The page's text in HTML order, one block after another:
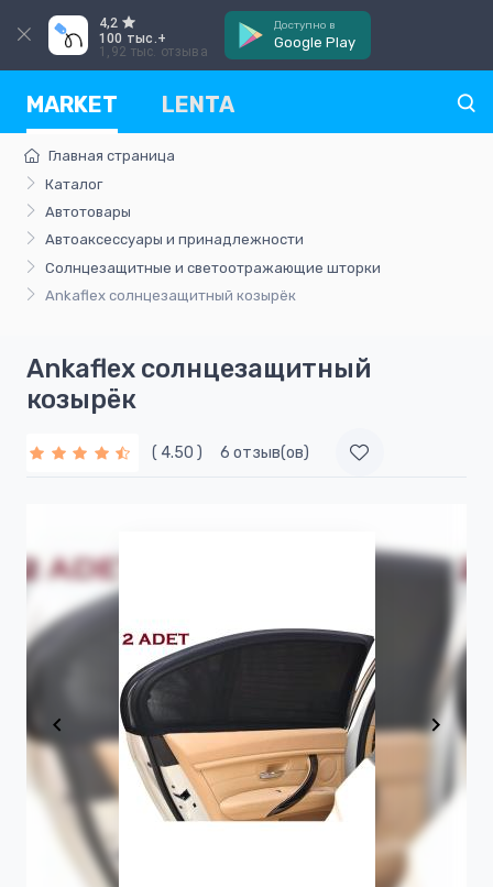
4,2
100 тыс.+
1,92 тыс. отзыва
Доступно в
Google Play
MARKET LENTA
Главная страница
Каталог
Автотовары
Автоаксессуары и принадлежности
Солнцезащитные и светоотражающие шторки
Ankaflex солнцезащитный козырёк
Ankaflex солнцезащитный
козырёк
( 4.50 ) 6 отзыв(ов)